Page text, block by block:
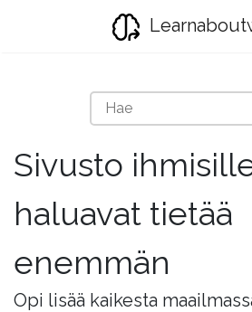
Sivusto
haluavat tietää
enemmän
Opi lisää kaikesta